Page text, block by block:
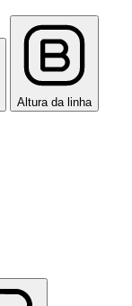
Altura da linha